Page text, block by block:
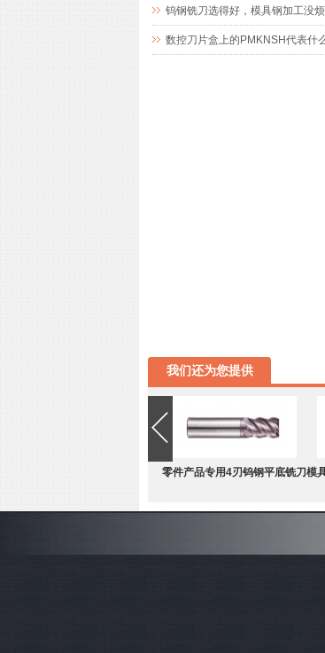
钨钢铣刀选得好，模具钢加工没
数控刀片盒上的PMKNSH代表什
我们还为您提供
零件产品专用4刃钨钢平底铣刀模